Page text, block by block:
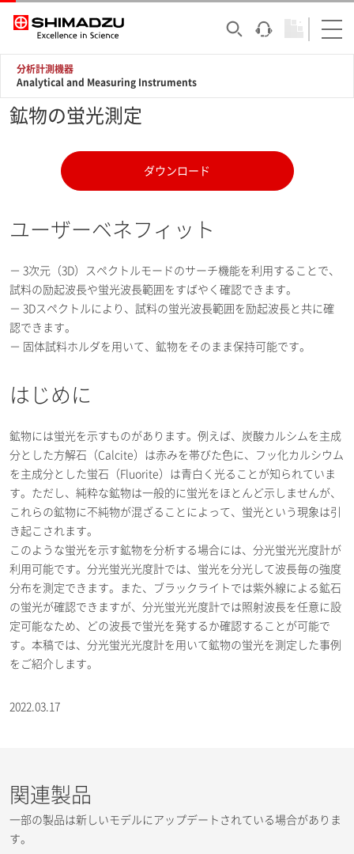
分析計測機器
Analytical and Measuring Instruments
鉱物の蛍光測定
ダウンロード
ユーザーベネフィット
－ 3次元（3D）スペクトルモードのサーチ機能を利用することで、
試料の励起波長や蛍光波長範囲をすばやく確認できます。
－ 3Dスペクトルにより、試料の蛍光波長範囲を励起波長と共に確
認できます。
－ 固体試料ホルダを用いて、鉱物をそのまま保持可能です。
はじめに
鉱物には蛍光を示すものがあります。例えば、炭酸カルシムを主成
分とした方解石（Calcite）は赤みを帯びた色に、フッ化カルシウム
を主成分とした蛍石（Fluorite）は青白く光ることが知られていま
す。ただし、純粋な鉱物は一般的に蛍光をほとんど示しませんが、
これらの鉱物に不純物が混ざることによって、蛍光という現象は引
き起こされます。
このような蛍光を示す鉱物を分析する場合には、分光蛍光光度計が
利用可能です。分光蛍光光度計では、蛍光を分光して波長毎の強度
分布を測定できます。また、ブラックライトでは紫外線による鉱石
の蛍光が確認できますが、分光蛍光光度計では照射波長を任意に設
定可能なため、どの波長で蛍光を発するか確認することが可能で
す。本稿では、分光蛍光光度計を用いて鉱物の蛍光を測定した事例
をご紹介します。
2022.03.17
関連製品
一部の製品は新しいモデルにアップデートされている場合がありま
す。